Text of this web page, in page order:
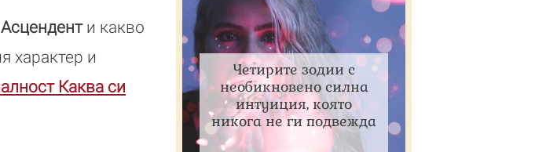
Четирите зодии с
необикновено силна
интуиция, която
никога не ги подвежда
Асценденти какво
характер и
Каква си